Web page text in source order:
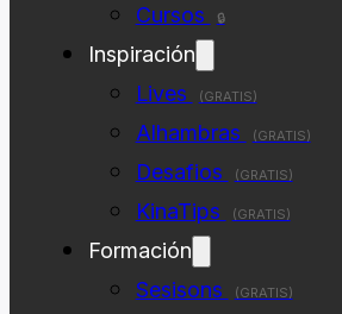
Cursos 🔒
Inspiración
Lives
(GRATIS)
Alhambras (GRATIS)
Desafios (GRATIS)
KinaTips (GRATIS)
Formación
Sesisons
(GRATIS)